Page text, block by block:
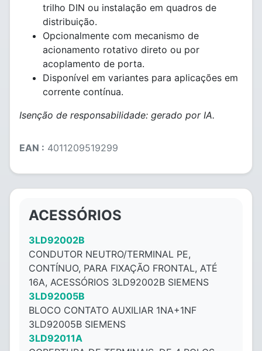
trilho DIN ou instalação em quadros de
distribuição.
Opcionalmente com mecanismo de
acionamento rotativo direto ou por
acoplamento de porta.
Disponível em variantes para aplicações em
corrente contínua.
Isenção de responsabilidade: gerado por IA.
EAN : 4011209519299
ACESSÓRIOS
3LD92002B
CONDUTOR NEUTRO/TERMINAL PE,
CONTÍNUO, PARA FIXAÇÃO FRONTAL, ATÉ
16A, ACESSÓRIOS 3LD92002B SIEMENS
3LD92005B
BLOCO CONTATO AUXILIAR 1NA+1NF
3LD92005B SIEMENS
3LD92011A